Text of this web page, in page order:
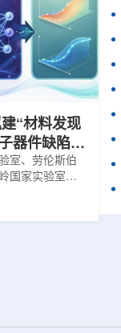
子的原子核。这
核的存在提供
解高密度核物
供了重要线
县大型同步辐
“材料发现
器件缺陷影
室、劳伦斯伯
国家实验室和
划开发材料发